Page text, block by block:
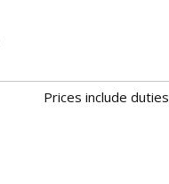
Prices include duties